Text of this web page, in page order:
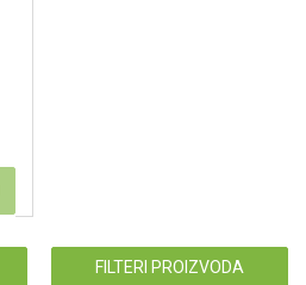
FILTERI PROIZVODA